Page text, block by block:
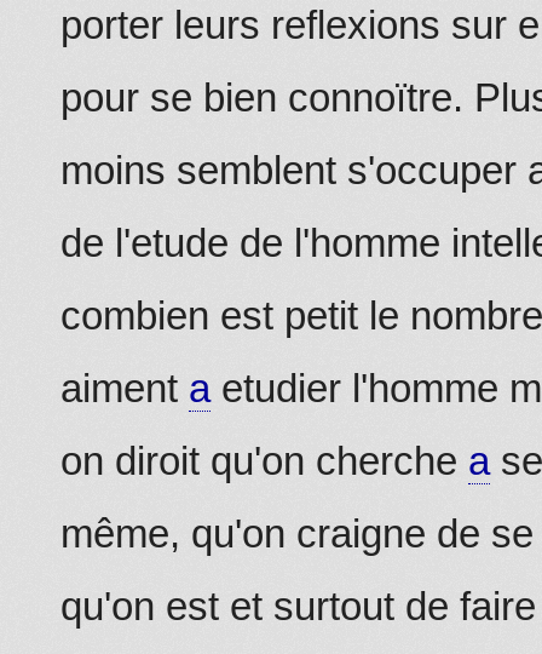
porter leurs reflexions sur
pour se bien connoïtre.
moins semblent s'occuper
de l'etude de l'homme
combien est petit le
aiment aetudier l'homme
on diroit qu'on cherche a
même, qu'on craigne de
qu'on est et surtout de